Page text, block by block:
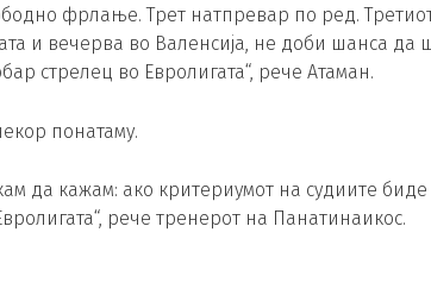
фрлање. Трет натпревар по ред.
и вечерва во Валенсија, не доби шанса
стрелец во Евролигата“, рече Атаман.
понатаму.
да кажам: ако критериумот на судиите
рече тренерот на Панатинаикос.